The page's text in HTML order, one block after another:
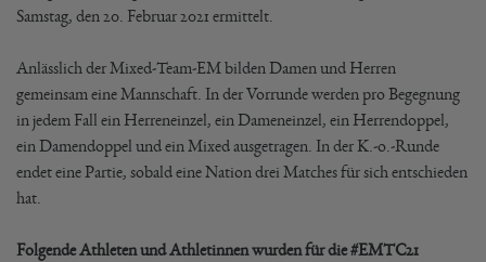
Samstag, den 20. Februar 2021 ermittelt.
Anlässlich der Mixed-Team-EM bilden Damen und Herren
gemeinsam eine Mannschaft. In der Vorrunde werden pro Begegnung
in jedem Fall ein Herreneinzel, ein Dameneinzel, ein Herrendoppel,
ein Damendoppel und ein Mixed ausgetragen. In der K.-o.-Runde
endet eine Partie, sobald eine Nation drei Matches für sich entschieden
hat.
Folgende Athleten und Athletinnen wurden für die #EMTC21